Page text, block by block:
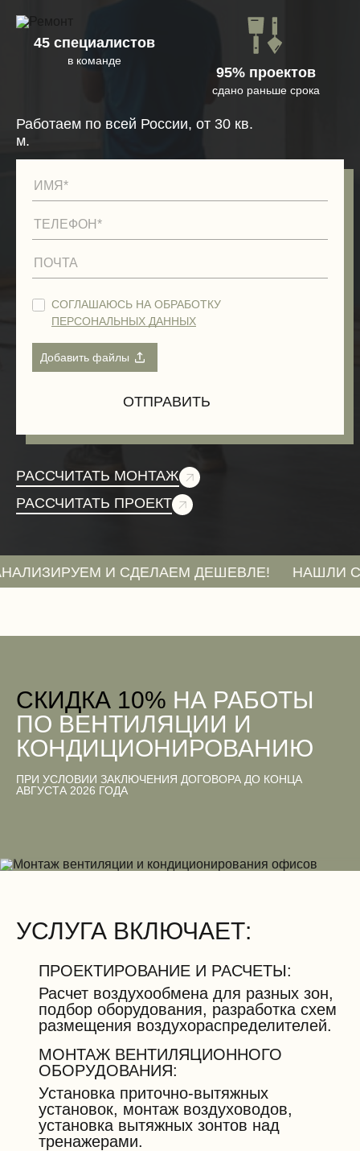
45 специалистов
в команде
95% проектов
сдано раньше срока
Работаем по всей России, от 30 кв.
м.
СОГЛАШАЮСЬ НА ОБРАБОТКУ
ПЕРСОНАЛЬНЫХ ДАННЫХ
РАССЧИТАТЬ МОНТАЖ
РАССЧИТАТЬ ПРОЕКТ
И СДЕЛАЕМ ДЕШЕВЛЕ! НАШЛИ СМЕТУ
CКИДКА 10% НА РАБОТЫ
ПО ВЕНТИЛЯЦИИ И
КОНДИЦИОНИРОВАНИЮ
ПРИ УСЛОВИИ ЗАКЛЮЧЕНИЯ ДОГОВОРА ДО КОНЦА
АВГУСТА 2026 ГОДА
УСЛУГА ВКЛЮЧАЕТ:
ПРОЕКТИРОВАНИЕ И РАСЧЕТЫ:
Расчет воздухообмена для разных зон,
подбор оборудования, разработка схем
размещения воздухораспределителей.
МОНТАЖ ВЕНТИЛЯЦИОННОГО
ОБОРУДОВАНИЯ:
Установка приточно-вытяжных
установок, монтаж воздуховодов,
установка вытяжных зонтов над
тренажерами.